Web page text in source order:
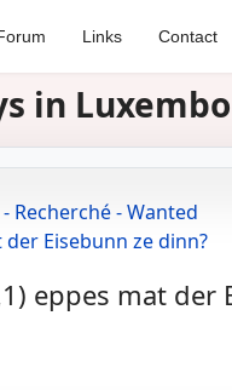
Links Contact
in
Recherché - Wanted
Eisebunn ze dinn?
eppes mat der